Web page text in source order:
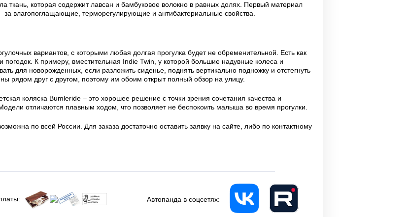
ткань, которая содержит лавсан и бамбуковое волокно в равных долях. Первый материал
влагопоглащающие, терморегулирующие и антибактериальные свойства.
вариантов, с которыми любая долгая прогулка будет не обременительной. Есть как
погодок. К примеру, вместительная Indie Twin, у которой большие надувные колеса и
для новорожденных, если разложить сиденье, поднять вертикально подножку и отстегнуть
рядом друг с другом, поэтому им обоим открыт полный обзор на улицу.
коляска Bumleride – это хорошее решение с точки зрения сочетания качества и
отличаются плавным ходом, что позволяет не беспокоить малыша во время прогулки.
по всей России. Для заказа достаточно оставить заявку на сайте, либо по контактному
Автопанда в соцсетях: